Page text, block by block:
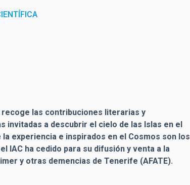
recoge las contribuciones literarias y
a descubrir el cielo de las Islas en el
experiencia e inspirados en el Cosmos son los
IAC ha cedido para su difusión y venta a la
y otras demencias de Tenerife (AFATE).